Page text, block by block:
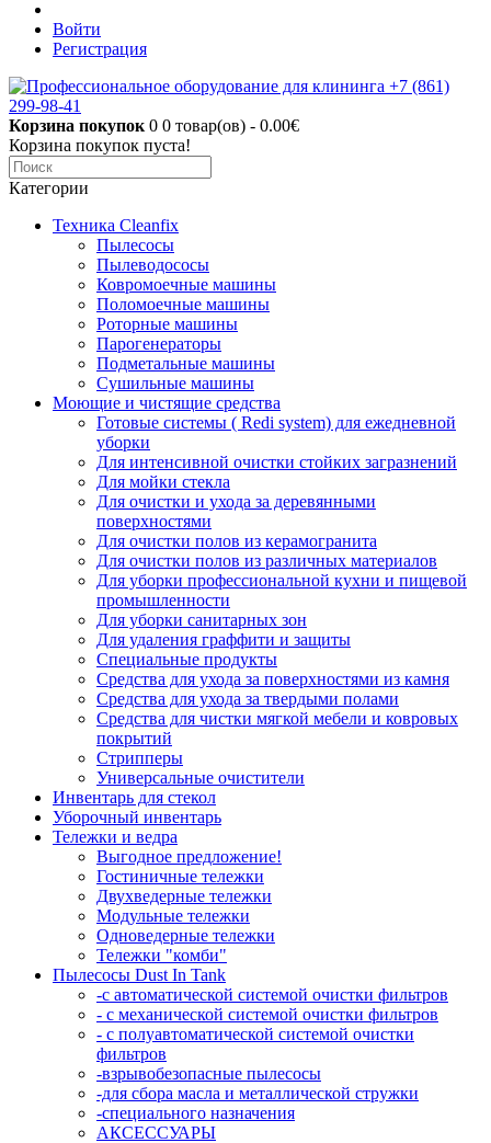
Войти
Регистрация
Корзина покупок 0 0 товар(ов) - 0.00€
Корзина покупок пуста!
Категории
Техника Cleanfix
Пылесосы
Пылеводососы
Ковромоечные машины
Поломоечные машины
Роторные машины
Парогенераторы
Подметальные машины
Сушильные машины
Моющие и чистящие средства
Готовые системы ( Redi system) для ежедневной
уборки
Для интенсивной очистки стойких загразнений
Для мойки стекла
Для очистки и ухода за деревянными
поверхностями
Для очистки полов из керамогранита
Для очистки полов из различных материалов
Для уборки профессиональной кухни и пищевой
промышленности
Для уборки санитарных зон
Для удаления граффити и защиты
Специальные продукты
Средства для ухода за поверхностями из камня
Средства для ухода за твердыми полами
Средства для чистки мягкой мебели и ковровых
покрытий
Стрипперы
Универсальные очистители
Инвентарь для стекол
Уборочный инвентарь
Тележки и ведра
Выгодное предложение!
Гостиничные тележки
Двухведерные тележки
Модульные тележки
Одноведерные тележки
Тележки "комби"
Пылесосы Dust In Tank
-с автоматической системой очистки фильтров
- с механической системой очистки фильтров
- с полуавтоматической системой очистки
фильтров
-взрывобезопасные пылесосы
-для сбора масла и металлической стружки
-специального назначения
АКСЕССУАРЫ